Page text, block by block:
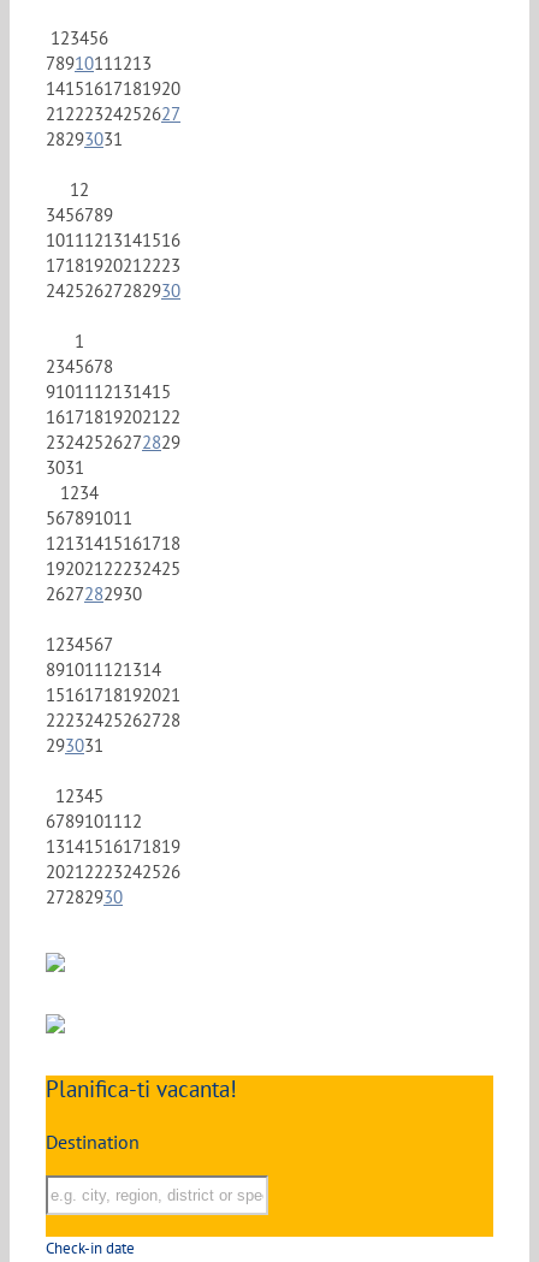
1 23456
7891011 1213
14151617181920
21 222324252627
28293031
1 2
3456789
1011 1213141516
1718192021 2223
24252627282930
1
2345678
91011 12131415
161718192021 22
23242526272829
3031
1 234
567891011
12131415161718
192021 22232425
2627282930
1 234567
891011 121314
15161718192021
22232425262728
293031
1 2345
67891011 12
13141516171819
2021 2223242526
27282930
Planifica-ti vacanta!
Destination
Check-in date